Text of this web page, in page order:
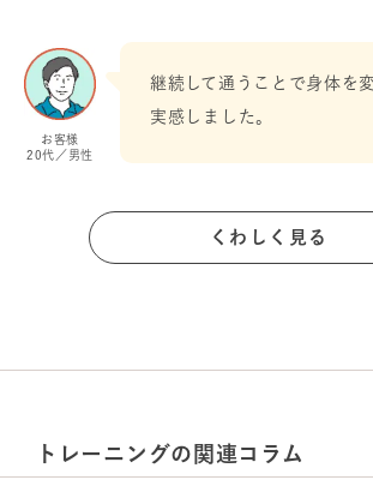
お客様
20代／男性
継続して通うことで身体を
実感しました。
くわしく見る
トレーニングの関連コラム